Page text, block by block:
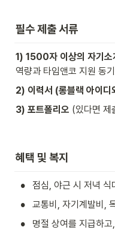
필수 제출 서류
1) 1500자 이상의 자기소
역량과 타임앤코 지원 동
2) 이력서 (롱블랙 아이디
3) 포트폴리오 (있다면 제
혜택 및 복지
• 점심, 야근 시 저녁 식
• 교통비, 자기계발비,
•
명절 상여를 지급하